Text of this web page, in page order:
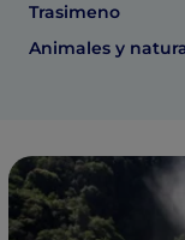
Trasimeno
Animales y